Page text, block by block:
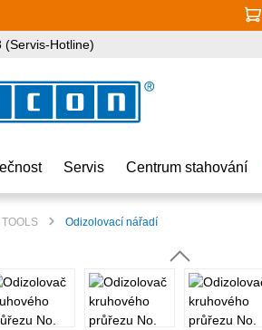
(Servis-Hotline)
Servis Centrum stahování
Odizolovací nářadí